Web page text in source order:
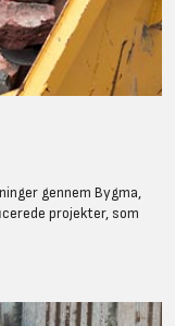
gennem Bygma,
projekter, som